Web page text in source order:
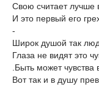
Свою считает лучше
И это первый его
-
Широк душой так
Глаза не видят это
.Быть может чувства
Вот так и в душу